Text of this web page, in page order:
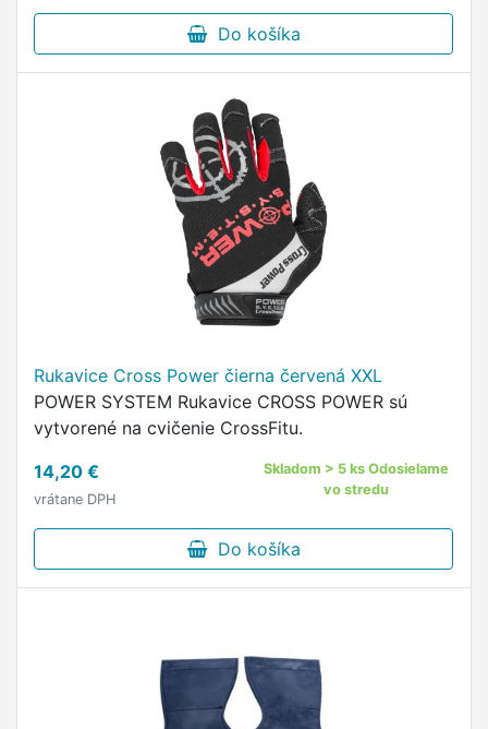
Do košíka
Rukavice Cross Power čierna červená XXL
POWER SYSTEM Rukavice CROSS POWER sú
vytvorené na cvičenie CrossFitu.
14,20 €
vrátane DPH
Skladom > 5 ks Odosielame
vo stredu
Do košíka